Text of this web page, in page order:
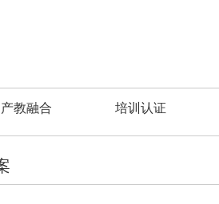
产教融合 培训认证